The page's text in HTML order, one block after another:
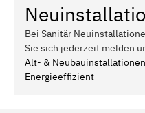
Bei Sanitär
Sie sich jederzeit melden
Alt- & Neubauinstallationen
Energieeffizient